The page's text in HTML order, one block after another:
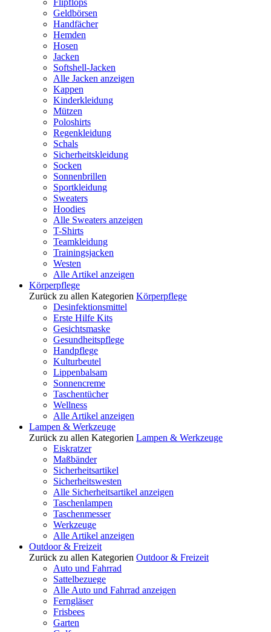
Flipflops
Geldbörsen
Handfächer
Hemden
Hosen
Jacken
Softshell-Jacken
Alle Jacken anzeigen
Kappen
Kinderkleidung
Mützen
Poloshirts
Regenkleidung
Schals
Sicherheitskleidung
Socken
Sonnenbrillen
Sportkleidung
Sweaters
Hoodies
Alle Sweaters anzeigen
T-Shirts
Teamkleidung
Trainingsjacken
Westen
Alle Artikel anzeigen
Körperpflege
Zurück zu allen Kategorien Körperpflege
Desinfektionsmittel
Erste Hilfe Kits
Gesichtsmaske
Gesundheitspflege
Handpflege
Kulturbeutel
Lippenbalsam
Sonnencreme
Taschentücher
Wellness
Alle Artikel anzeigen
Lampen & Werkzeuge
Zurück zu allen Kategorien Lampen & Werkzeuge
Eiskratzer
Maßbänder
Sicherheitsartikel
Sicherheitswesten
Alle Sicherheitsartikel anzeigen
Taschenlampen
Taschenmesser
Werkzeuge
Alle Artikel anzeigen
Outdoor & Freizeit
Zurück zu allen Kategorien Outdoor & Freizeit
Auto und Fahrrad
Sattelbezuege
Alle Auto und Fahrrad anzeigen
Ferngläser
Frisbees
Garten